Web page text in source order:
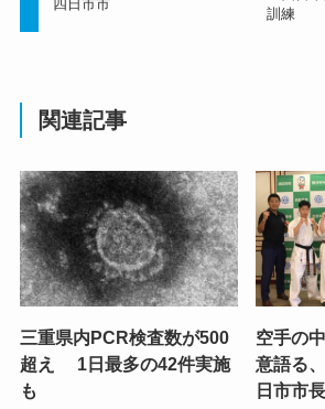
四日市市
訓練
関連記事
三重県内PCR検査数が500
超え 1日最多の42件実施
も
空手の
意語る
日市市